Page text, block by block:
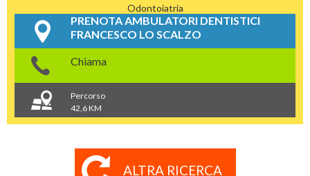
Odontoiatria
PRENOTA AMBULATORI DENTISTICI
FRANCESCO LO SCALZO
Chiama
Percorso
42,6 KM
ALTRA RICERCA